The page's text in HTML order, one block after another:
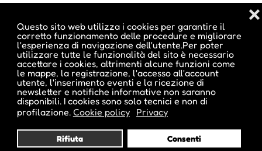
Questo sito web utilizza i cookies per garantire il
corretto funzionamento delle procedure e migliorare
l'esperienza di navigazione dell'utente.Per poter
utilizzare tutte le funzionalità del sito è necessario
accettare i cookies, altrimenti alcune funzioni come
le mappe, la registrazione, l'accesso all'account
utente, l'inserimento eventi e la ricezione di
newsletter e notifiche informative non saranno
disponibili. I cookies sono solo tecnici e non di
profilazione. Cookie policy Privacy
Rifiuta Consenti
❌
ale inside